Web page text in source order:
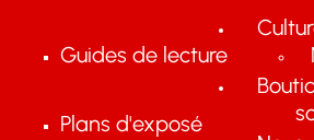
Guides de lecture
Plans d'exposé